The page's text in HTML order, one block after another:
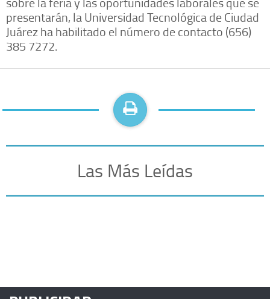
presentarán, la Universidad Tecnológica de Ciudad
Juárez ha habilitado el número de contacto (656)
385 7272.
Las Más Leídas